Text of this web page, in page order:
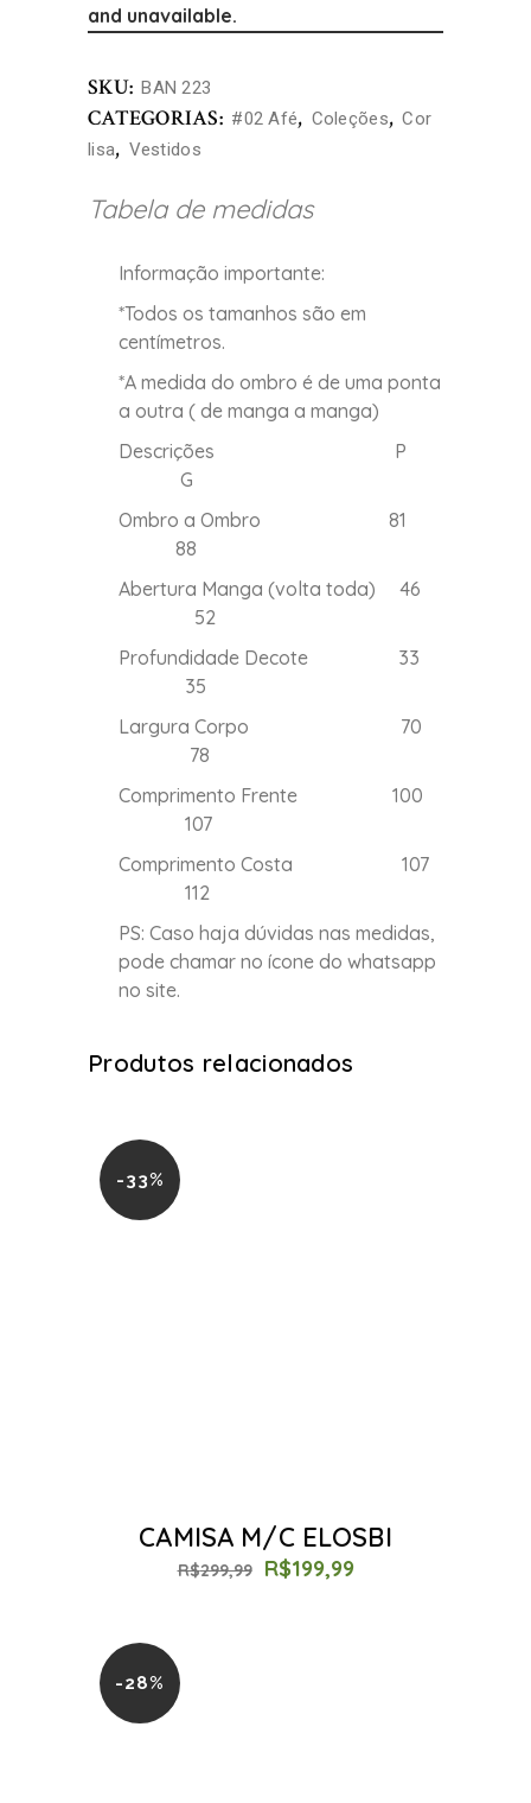
and unavailable.
SKU: BAN 223
CATEGORIAS: #02 Afé, Coleções, Cor
lisa, Vestidos
Tabela de medidas
Informação importante:
*Todos os tamanhos são em
centímetros.
*A medida do ombro é de uma ponta
a outra ( de manga a manga)
Descrições P
G
Ombro a Ombro 81
88
Abertura Manga (volta toda) 46
52
Profundidade Decote 33
35
Largura Corpo 70
78
Comprimento Frente 100
107
Comprimento Costa 107
112
PS: Caso haja dúvidas nas medidas,
pode chamar no ícone do whatsapp
no site.
Produtos relacionados
-33%
CAMISA M/C ELOSBI
R$299,99 R$199,99
-28%